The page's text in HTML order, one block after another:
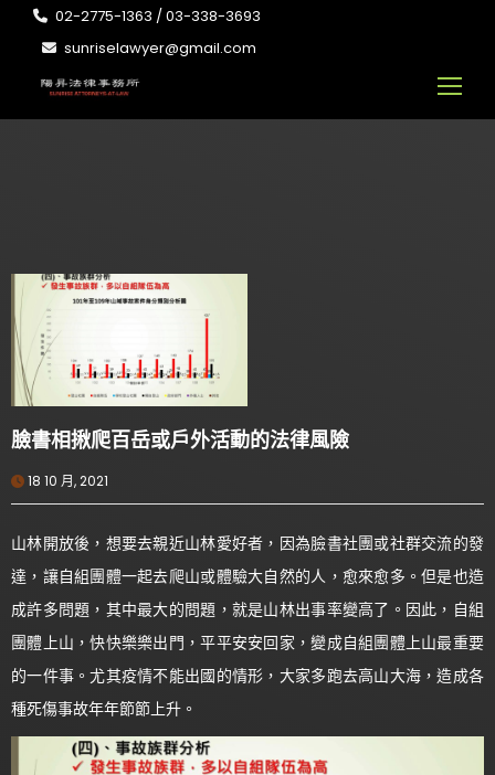
02-2775-1363 / 03-338-3693
sunriselawyer@gmail.com
臉書相揪爬百岳或戶外活動的法律風險
18 10 月, 2021
山林開放後，想要去親近山林愛好者，因為臉書社團或社群交流的發
達，讓自組團體一起去爬山或體驗大自然的人，愈來愈多。但是也造
成許多問題，其中最大的問題，就是山林出事率變高了。因此，自組
團體上山，快快樂樂出門，平平安安回家，變成自組團體上山最重要
的一件事。尤其疫情不能出國的情形，大家多跑去高山大海，造成各
種死傷事故年年節節上升。